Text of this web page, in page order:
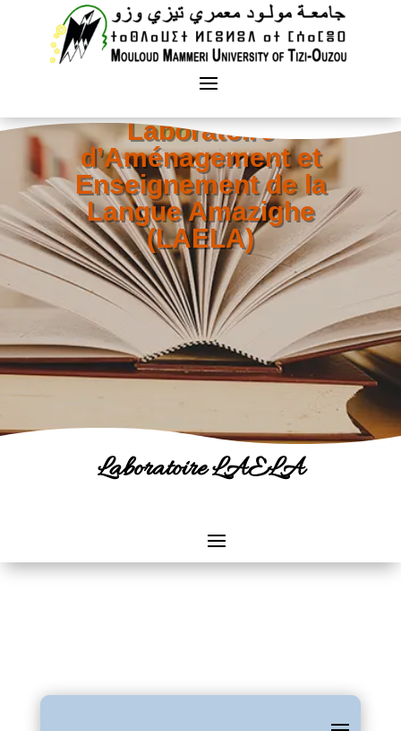
Laboratoire
d’Aménagement et
Enseignement de la
Langue Amazighe
(LAELA)
Laboratoire LAELA